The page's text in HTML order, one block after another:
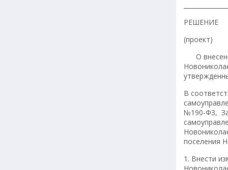
РЕШЕНИЕ
(проект)
О
В
№190-ФЗ,
поселения
1. Внести